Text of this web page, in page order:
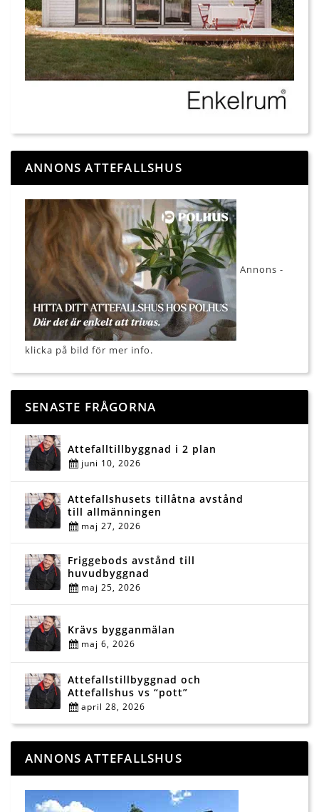
ANNONS ATTEFALLSHUS
Annons -
klicka på bild för mer info.
SENASTE FRÅGORNA
Attefalltillbyggnad i 2 plan
juni 10, 2026
Attefallshusets tillåtna avstånd
till allmänningen
maj 27, 2026
Friggebods avstånd till
huvudbyggnad
maj 25, 2026
Krävs bygganmälan
maj 6, 2026
Attefallstillbyggnad och
Attefallshus vs “pott”
april 28, 2026
ANNONS ATTEFALLSHUS